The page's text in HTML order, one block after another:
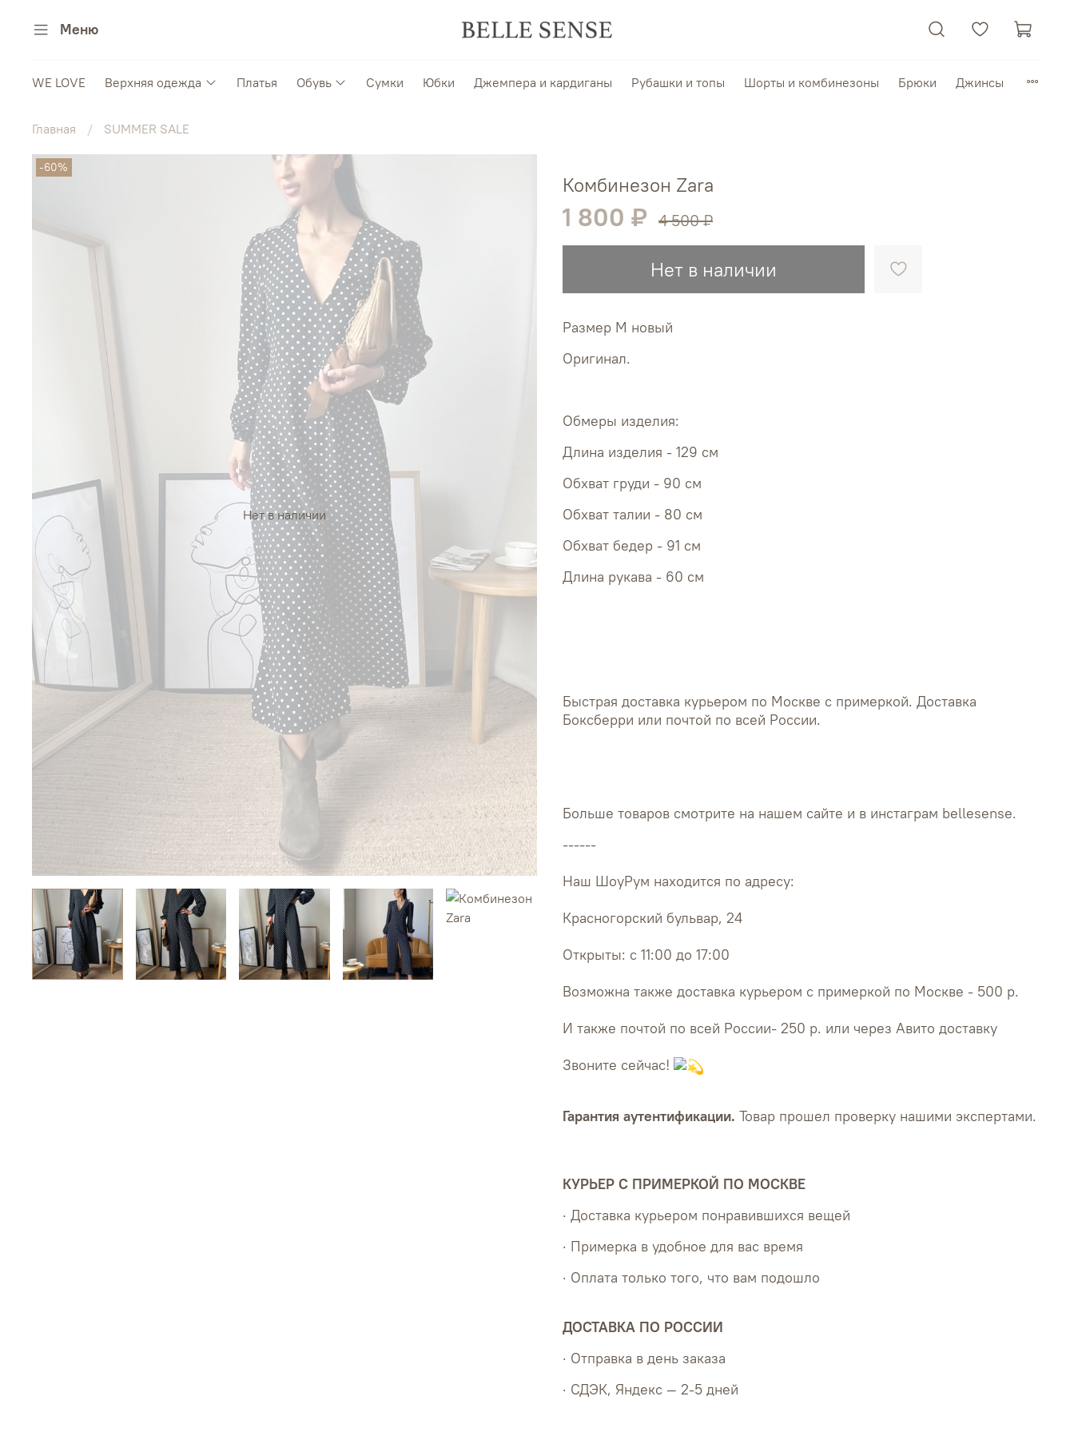
Меню
WE LOVE Верхняя одежда Платья Обувь Сумки Юбки Джемпера и кардиганы Рубашки и топы Шорты и комбинезоны Брюки Джинсы
Главная SUMMER SALE
Нет в наличии
-60%
Комбинезон Zara
1 800 ₽ 4 500 ₽
Нет в наличии
Размер M новый
Оригинал.
Обмеры изделия:
Длина изделия - 129 см
Обхват груди - 90 см
Обхват талии - 80 см
Обхват бедер - 91 см
Длина рукава - 60 см
Быстрая доставка курьером по Москве с примеркой. Доставка
Боксберри или почтой по всей России.
Больше товаров смотрите на нашем сайте и в инстаграм bellesense.
------
Наш ШоуРум находится по адресу:
Красногорский бульвар, 24
Открыты: с 11:00 до 17:00
Возможна также доставка курьером с примеркой по Москве - 500 р.
И также почтой по всей России- 250 р. или через Авито доставку
Звоните сейчас!
Гарантия аутентификации. Товар прошел проверку нашими экспертами.
КУРЬЕР С ПРИМЕРКОЙ ПО МОСКВЕ
· Доставка курьером понравившихся вещей
· Примерка в удобное для вас время
· Оплата только того, что вам подошло
ДОСТАВКА ПО РОССИИ
· Отправка в день заказа
· СДЭК, Яндекс — 2-5 дней